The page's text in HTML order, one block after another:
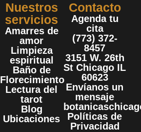
Nuestros
servicios
Amarres de
amor
Limpieza
espiritual
Baño de
Florecimiento
Lectura del
tarot
Blog
Ubicaciones
Contacto
Agenda tu
cita
(773) 372-
8457
3151 W. 26th
St Chicago IL
60623
Envíanos un
mensaje
Políticas de
Privacidad